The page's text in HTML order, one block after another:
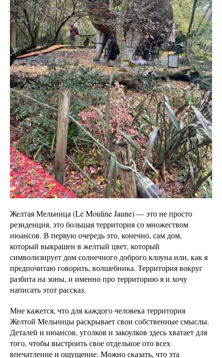
Желтая Мельница (Le Mouline Jaune) — это не просто
резиденция, это большая территория со множеством
нюансов. В первую очередь это, конечно, сам дом,
который выкрашен в желтый цвет, который
символизирует дом солнечного доброго клоуна или, как я
предпочитаю говорить, волшебника. Территория вокруг
разбита на зоны, и именно про территорию я и хочу
написать этот рассказ.
Мне кажется, что для каждого человека территория
Желтой Мельницы раскрывает свои собственные смыслы.
Деталей и нюансов, уголков и закоулков здесь хватает для
того, чтобы выстроить свое отдельное ото всех
впечатление и ощущение. Можно сказать, что эта